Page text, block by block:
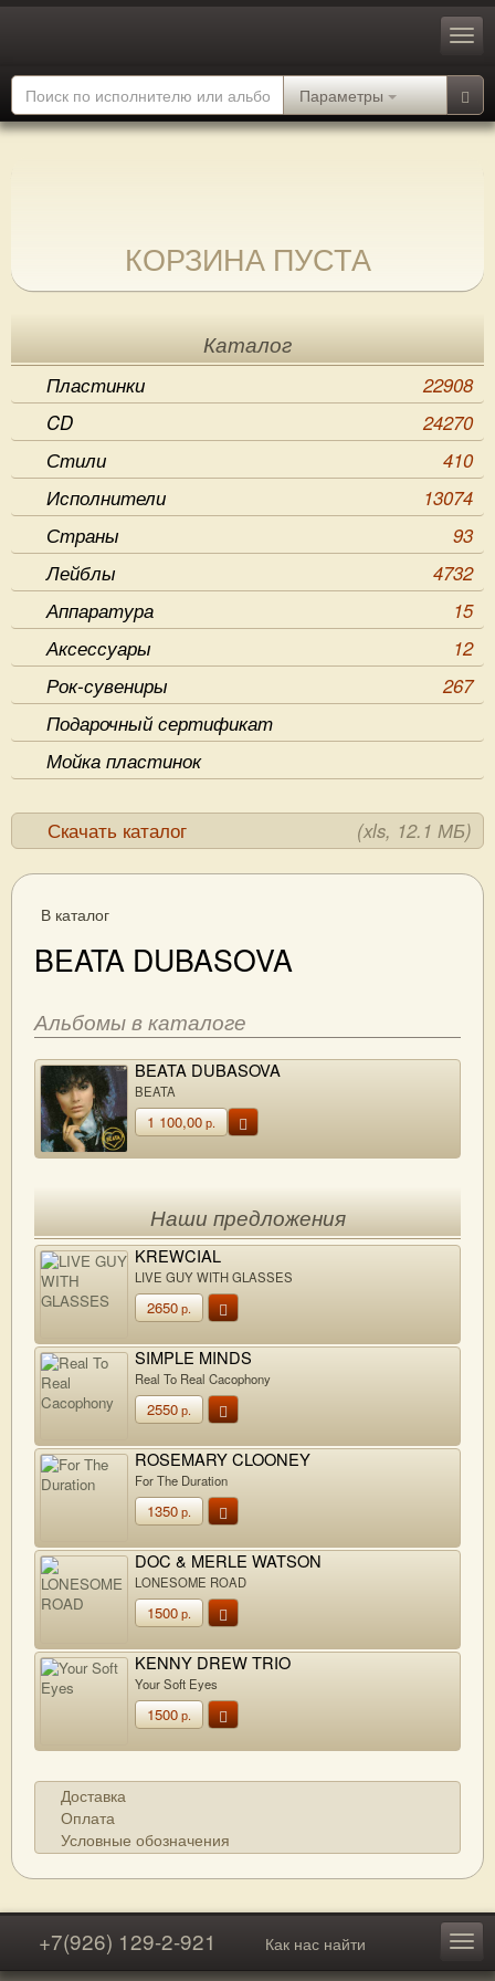
Параметры
КОРЗИНА ПУСТА
Каталог
Пластинки
22908
CD
24270
Стили
410
Исполнители
13074
Страны
93
Лейблы
4732
Аппаратура
15
Аксессуары
12
Рок-сувениры
267
Подарочный сертификат
Мойка пластинок
Скачать каталог (xls, 12.1 МБ)
В каталог
BEATA DUBASOVA
Альбомы в каталоге
BEATA DUBASOVA
BEATA
1 100,00р.
Наши предложения
KREWCIAL
LIVE GUY WITH GLASSES
2650р.
SIMPLE MINDS
Real To Real Cacophony
2550р.
ROSEMARY CLOONEY
For The Duration
1350р.
DOC & MERLE WATSON
LONESOME ROAD
1500р.
KENNY DREW TRIO
Your Soft Eyes
1500р.
Доставка
Оплата
Условные обозначения
+7(926) 129-2-921 Как нас найти